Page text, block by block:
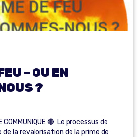
– OU EN
?
COMMUNIQUE 🔴 Le processus de
la revalorisation de la prime de